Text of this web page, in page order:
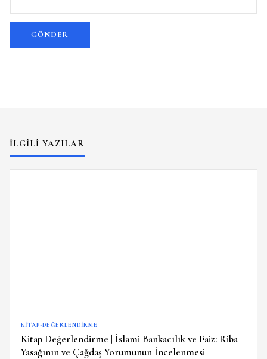
İLGILI YAZILAR
KITAP-DEĞERLENDIRME
Kitap Değerlendirme | İslami Bankacılık ve Faiz: Riba
Yasağının ve Çağdaş Yorumunun İncelenmesi